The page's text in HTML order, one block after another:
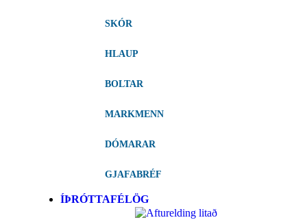
SKÓR
HLAUP
BOLTAR
MARKMENN
DÓMARAR
GJAFABRÉF
ÍÞRÓTTAFÉLÖG